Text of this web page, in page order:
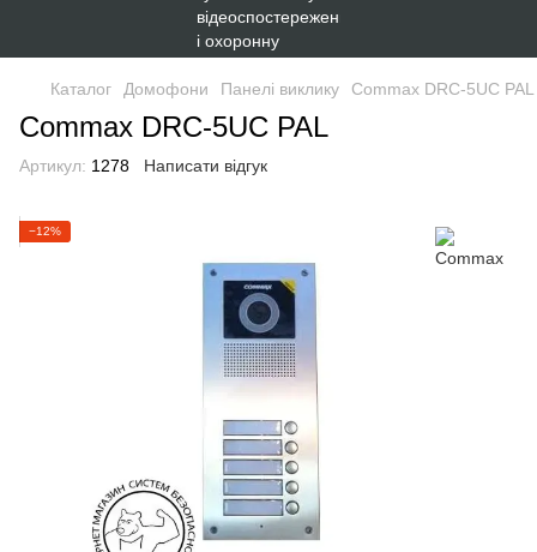
Каталог Домофони Панелі виклику Commax DRC-5UC PAL
Commax DRC-5UC PAL
Артикул: 1278 Написати відгук
−12%